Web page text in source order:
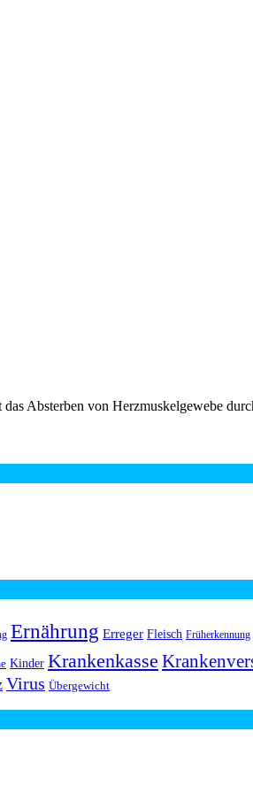
Absterben von Herzmuskelgewebe
Ernährung Erreger Fleisch Früherkennung
Kinder Krankenkasse
Virus Übergewicht